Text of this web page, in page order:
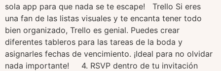
sola app para que nada se te escape! Trello Si eres
una fan de las listas visuales y te encanta tener todo
bien organizado, Trello es genial. Puedes crear
diferentes tableros para las tareas de la boda y
asignarles fechas de vencimiento. ¡Ideal para no olvidar
nada importante! 4. RSVP dentro de tu invitación